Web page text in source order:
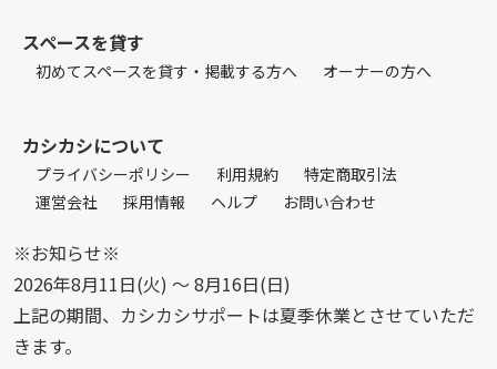
スペースを貸す
初めてスペースを貸す・掲載する方へ オーナーの方へ
カシカシについて
プライバシーポリシー 利用規約
特定商取引法
運営会社
採用情報 ヘルプ お問い合わせ
※お知らせ※
2026年8月11日(火) 〜 8月16日(日)
上記の期間、カシカシサポートは夏季休業とさせていただ
きます。